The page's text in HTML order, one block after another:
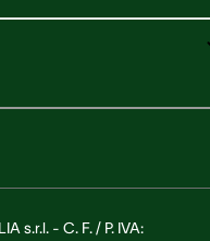
s.r.l. - C. F. / P. IVA: